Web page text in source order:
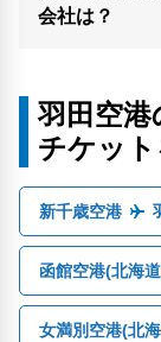
会社は？
羽田空港
チケッ
新千歳空港
函館空港(北海
女満別空港(北